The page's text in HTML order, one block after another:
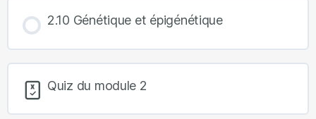
2.10 Génétique et épigénétique
Quiz du module 2